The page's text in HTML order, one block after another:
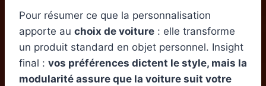
Pour résumer ce que la personnalisation
apporte au choix de voiture : elle transforme
un produit standard en objet personnel. Insight
final : vos préférences dictent le style, mais la
modularité assure que la voiture suit votre